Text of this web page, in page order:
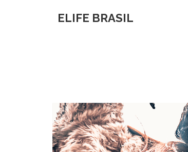
ELIFE BRASIL